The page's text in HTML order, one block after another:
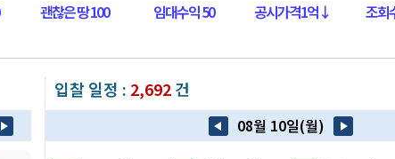
괜찮은 땅 100 임대수익 50 공시가격1억↓ 조회
play_arrow
입찰 일정 : 2,692건
arrow_back_2 08월 10일(월) play_arrow